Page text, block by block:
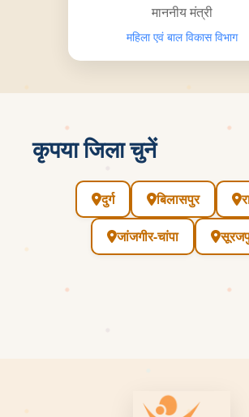
माननीय मंत्री
महिला एवं बाल विकास विभाग
कृपया जिला चुनें
दुर्ग बिलासपुर
जांजगीर-चांपा